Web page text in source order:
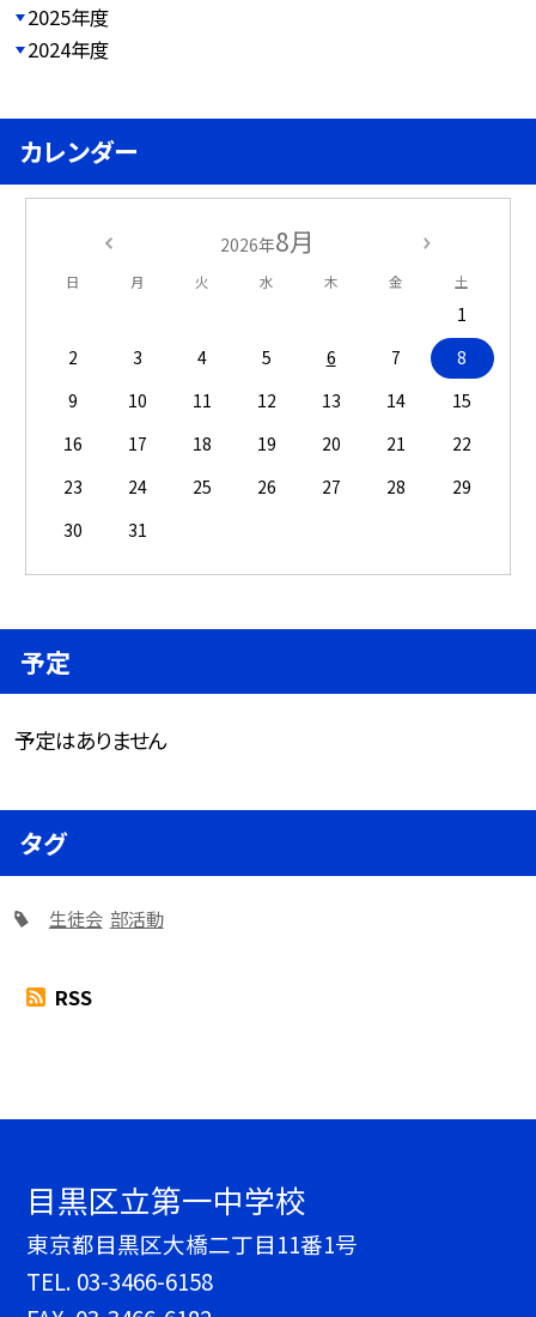
2025年度
2024年度
カレンダー
2026年8月
日 月 火 水 木 金 土
1
2
3 4 5 6 7
8
9
10 11 12 13 14
15
16
17 18 19 20 21
22
23
24 25 26 27 28
29
30
31
予定
予定はありません
タグ
生徒会 部活動
RSS
目黒区立第一中学校
東京都目黒区大橋二丁目11番1号
TEL. 03-3466-6158